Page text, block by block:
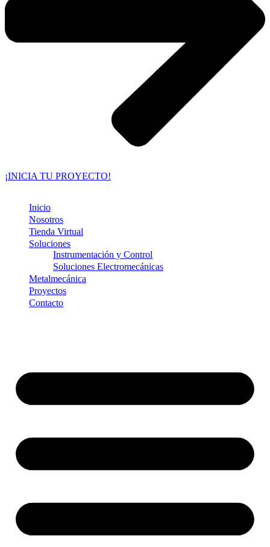
¡INICIA TU PROYECTO!
Inicio
Nosotros
Tienda Virtual
Soluciones
Instrumentación y Control
Soluciones Electromecánicas
Metalmecánica
Proyectos
Contacto